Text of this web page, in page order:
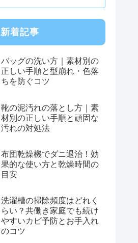
新着記事
バッグの洗い方｜素材別の
正しい手順と型崩れ・色落
ちを防ぐコツ
靴の泥汚れの落とし方｜素
材別の正しい手順と頑固な
汚れの対処法
布団乾燥機でダニ退治！効
果的な使い方と乾燥時間の
目安
洗濯槽の掃除頻度はどれく
らい？共働き家庭でも続け
やすいカビ予防とお手入れ
のコツ